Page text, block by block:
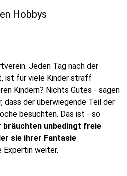
Hobbys
Jeden Tag nach der
ist für viele Kinder straff
Kindern? Nichts Gutes - sagen
dass der überwiegende Teil der
besuchten. Das ist - so
bräuchten unbedingt freie
sie ihrer Fantasie
Expertin weiter.